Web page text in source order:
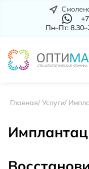
Пн–Пт:
Главная Услуги